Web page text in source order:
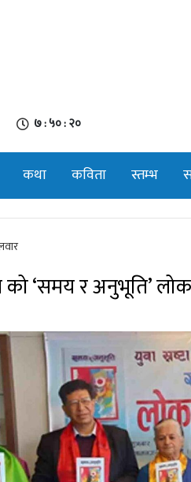
७ : ५० : २१
कथा कविता स्तम्भ
‘समय र अनुभूति’